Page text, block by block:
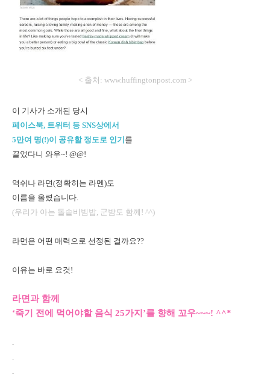
< 출처: www.huffingtonpost.com >
이 기사가 소개된 당시
페이스북, 트위터 등 SNS상에서
5만여 명(!)이 공유할 정도로 인기를
끌었다니 와우~! @@!
역쉬나 라면(정확히는 라멘)도
이름을 올렸습니다.
(우리가 아는 돌솥비빔밥, 군밤도 함께! ^^)
라면은 어떤 매력으로 선정된 걸까요??
이유는 바로 요것!
라면과 함께
‘죽기 전에 먹어야할 음식 25가지’를 향해 꼬우~~~! ^^*